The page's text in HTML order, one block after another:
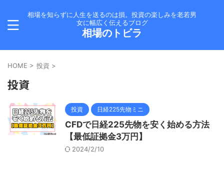
相場を知らずに人生を送るのは損。投資の楽しみを老若男
女に幅広く伝えるブログ
相場のトビラ
HOME > 投資 >
投資
投資 日経225先物ミニ
CFDで日経225先物を安く始める方法
【最低証拠金3万円】
2024/2/10